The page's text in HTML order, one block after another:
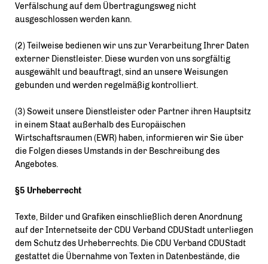
Verfälschung auf dem Übertragungsweg nicht
ausgeschlossen werden kann.
(2) Teilweise bedienen wir uns zur Verarbeitung Ihrer Daten
externer Dienstleister. Diese wurden von uns sorgfältig
ausgewählt und beauftragt, sind an unsere Weisungen
gebunden und werden regelmäßig kontrolliert.
(3) Soweit unsere Dienstleister oder Partner ihren Hauptsitz
in einem Staat außerhalb des Europäischen
Wirtschaftsraumen (EWR) haben, informieren wir Sie über
die Folgen dieses Umstands in der Beschreibung des
Angebotes.
§5 Urheberrecht
Texte, Bilder und Grafiken einschließlich deren Anordnung
auf der Internetseite der CDU Verband CDUStadt unterliegen
dem Schutz des Urheberrechts. Die CDU Verband CDUStadt
gestattet die Übernahme von Texten in Datenbestände, die